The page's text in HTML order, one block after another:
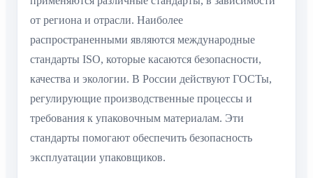
от региона и отрасли. Наиболее
распространенными являются международные
стандарты ISO, которые касаются безопасности,
качества и экологии. В России действуют ГОСТы,
регулирующие производственные процессы и
требования к упаковочным материалам. Эти
стандарты помогают обеспечить безопасность
эксплуатации упаковщиков.